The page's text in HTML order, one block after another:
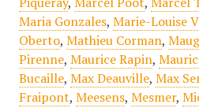
Maria Gonzales, Marie-Louise
Oberto, Mathieu Corman,
Pirenne, Maurice Rapin,
Bucaille, Max Deauville, Max
Fraipont, Meesens, Mesmer,